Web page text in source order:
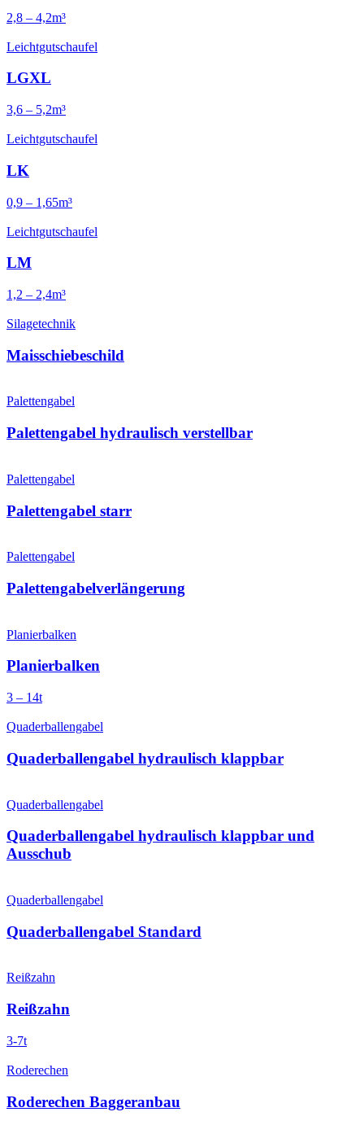
2,8 – 4,2m³
Leichtgutschaufel
LGXL
3,6 – 5,2m³
Leichtgutschaufel
LK
0,9 – 1,65m³
Leichtgutschaufel
LM
1,2 – 2,4m³
Silagetechnik
Maisschiebe­schild
Palettengabel
Palettengabel hydraulisch verstellbar
Palettengabel
Palettengabel starr
Palettengabel
Palettengabel­verlängerung
Planierbalken
Planierbalken
3 – 14t
Quaderballengabel
Quaderballen­gabel hydraulisch klappbar
Quaderballengabel
Quaderballen­gabel hydraulisch klappbar und
Ausschub
Quaderballengabel
Quaderballen­gabel Standard
Reißzahn
Reißzahn
3-7t
Roderechen
Roderechen Baggeranbau